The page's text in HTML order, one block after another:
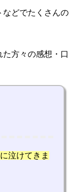
などでたくさんの
方々の感想・口
泣けてきま